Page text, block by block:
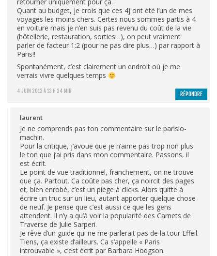
4 JUIN 2012 À 13 H 34 MIN
retourner uniquement pour ça…
Quant au budget, je crois que ces 4j ont été l’un de mes
voyages les moins chers. Certes nous sommes partis à 4
en voiture mais je n’en suis pas revenu du coût de la vie
(hôtellerie, restauration, sorties…), on peut vraiment
parler de facteur 1:2 (pour ne pas dire plus…) par rapport à
Paris!!
Spontanément, c’est clairement un endroit où je me
verrais vivre quelques temps
RÉPONDRE
laurent
Je ne comprends pas ton commentaire sur le parisio-
machin.
Pour la critique, j’avoue que je n’aime pas trop non plus
le ton que j’ai pris dans mon commentaire. Passons, il
est écrit.
Le point de vue traditionnel, franchement, on ne trouve
que ça. Partout. Ca coûte pas cher, ça noircit des pages
et, bien enrobé, c’est un piège à clicks. Alors quitte à
écrire un truc sur un lieu, autant apporter quelque chose
de neuf. Je pense que c’est aussi ce que les gens
attendent. Il n’y a qu’à voir la popularité des Carnets de
Traverse de Julie Sarperi.
Je rêve d’un guide qui ne me parlerait pas de la tour Effeil.
Tiens, ça existe d’ailleurs. Ca s’appelle « Paris
introuvable », c’est écrit par Barbara Hodgson.